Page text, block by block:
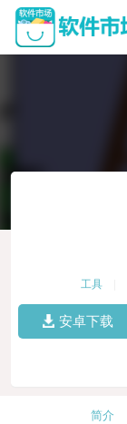
工具
安卓下载
简介